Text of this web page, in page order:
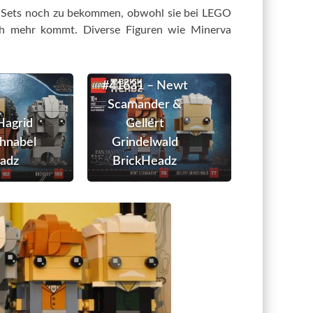
noch zu bekommen, obwohl sie bei LEGO
kommt. Diverse Figuren wie Minerva
#40412
–
Hagrid
&
Seidenschnabel
BrickHeadz
#41631
–
Newt
Scamander
&
Gellert
BrickHeadz
#41631 – Newt
Scamander &
Gellert
Grindelwald
BrickHeadz